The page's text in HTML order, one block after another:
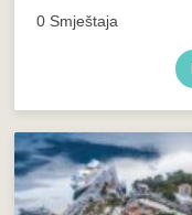
0 Smještaja